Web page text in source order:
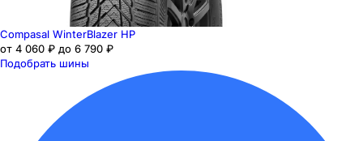
Compasal WinterBlazer HP
от 4 060 ₽ до 6 790 ₽
Подобрать шины